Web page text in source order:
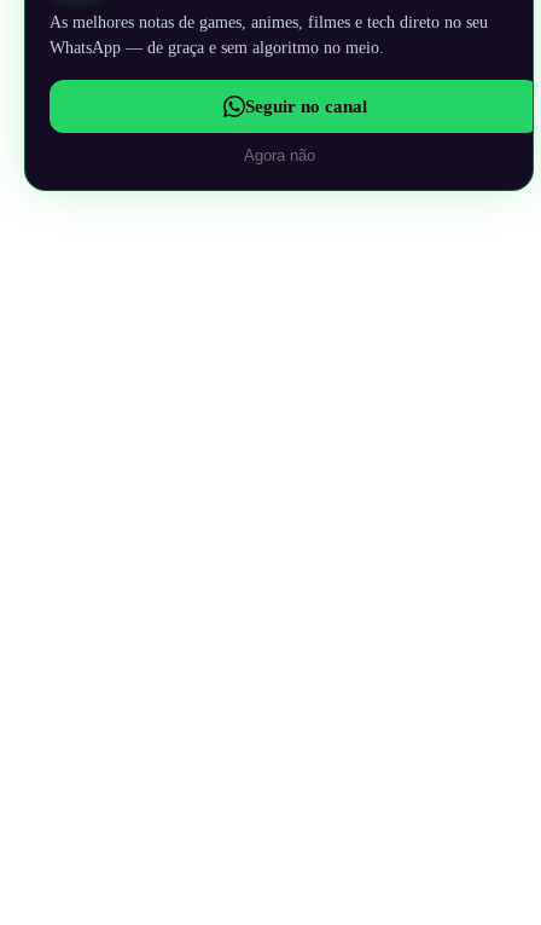
As melhores notas de games, animes, filmes e tech direto no seu
WhatsApp — de graça e sem algoritmo no meio.
Seguir no canal
Agora não